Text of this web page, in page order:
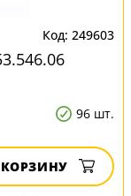
249603
96 шт.